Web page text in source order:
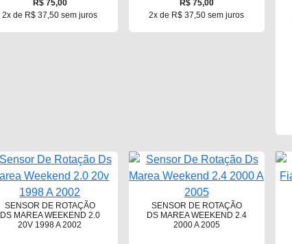
R$ 75,00
2x de R$ 37,50 sem juros
R$ 75,00
2x de R$ 37,50 sem juros
SENSOR DE ROTAÇÃO
DS MAREA WEEKEND 2.0
20V 1998 A 2002
SENSOR DE ROTAÇÃO
DS MAREA WEEKEND 2.4
2000 A 2005